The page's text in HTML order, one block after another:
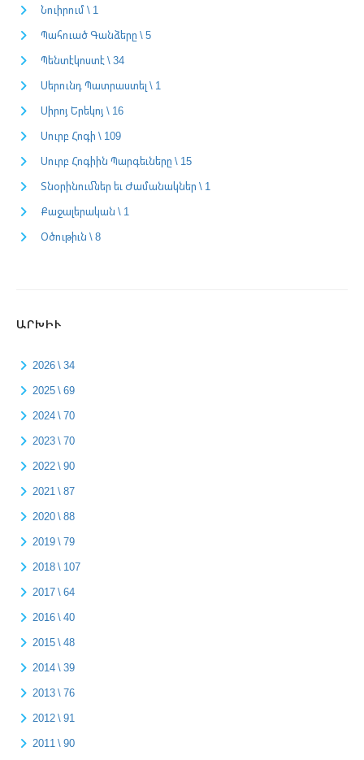
Նուիրում \ 1
Պահուած Գանձերը \ 5
Պենտէկոստէ \ 34
Սերունդ Պատրաստել \ 1
Սիրոյ Երեկոյ \ 16
Սուրբ Հոգի \ 109
Սուրբ Հոգիին Պարգեւները \ 15
Տնօրինումներ եւ Ժամանակներ \ 1
Քաջալերական \ 1
Օծութիւն \ 8
ԱՐԽԻՒ
2026 \ 34
2025 \ 69
2024 \ 70
2023 \ 70
2022 \ 90
2021 \ 87
2020 \ 88
2019 \ 79
2018 \ 107
2017 \ 64
2016 \ 40
2015 \ 48
2014 \ 39
2013 \ 76
2012 \ 91
2011 \ 90